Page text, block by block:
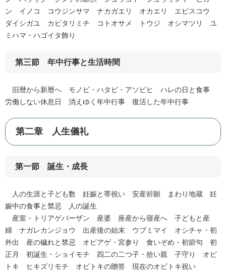
ン イノコ コウジンサマ ナカガエリ オカエリ エビスコウ
ダイシガユ カビタリミチ コトオサメ トウジ オシマツリ ユ
ミハマ・ハゴイタ飾り
第三節 年中行事と生活時間
旧暦から新暦へ モノビ・ハタビ・アソビヒ ハレの日と食事
労働しない休息日 消えゆく年中行事 復活した年中行事
第二章 人生儀礼
第一節 誕生・成長
人の生涯と子ども数 妊娠と帯祝い 安産祈願 まわり地蔵 妊
娠中の食事と禁忌 人の誕生
産室・トリアゲバーザン 産婆 座産から寝産へ 子どもと産
婦 ナガレカンジョウ 出産後の始末 ウブミマイ オシチャ・初
外出 産の穢れと禁忌 オビアゲ・宮参り 食いぞめ・初節句 初
正月 初誕生・ショイモチ 四二の二つ子・拾い親 子守り オビ
トキ ヒキズリモチ オビトキの贈答 現在のオビトキ祝い